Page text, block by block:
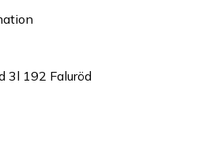
3l 192 Faluröd